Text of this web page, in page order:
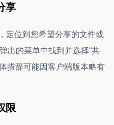
享
定位到您希望分享的文件或
出的菜单中找到并选择“共
措辞可能因客户端版本略有
限